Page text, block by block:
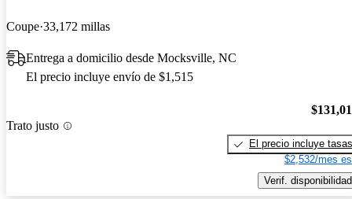
Coupe 33,172 millas
Entrega a domicilio desde Mocksville, NC
El precio incluye envío de $1,515
Trato justo
El precio incluye tasas
$2,532/mes
Verif. disponibilidad